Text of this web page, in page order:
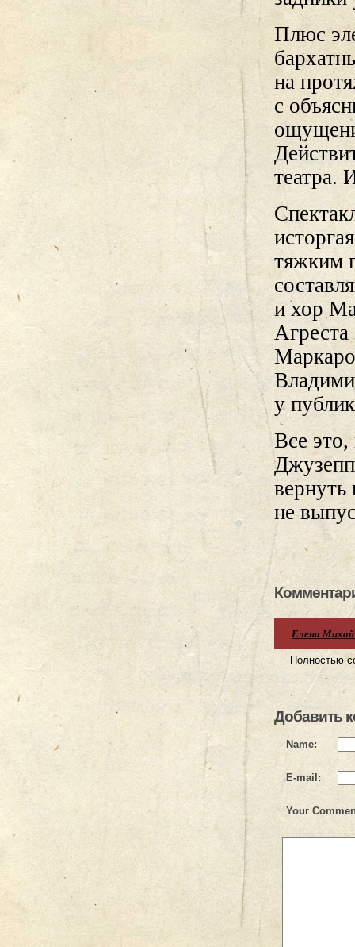
Плюс
на
с
театра.
тяжким
и хор
у
Все
вернуть
не
Елена
Полностью
Добавить
Name:
E-mail:
Your